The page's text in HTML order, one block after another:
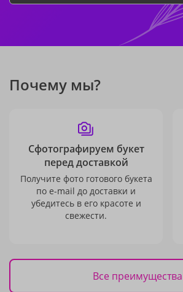
Почему мы?
Сфотографируем букет
перед доставкой
Получите фото готового букета
по e-mail до доставки и
убедитесь в его красоте и
свежести.
Все преимущества